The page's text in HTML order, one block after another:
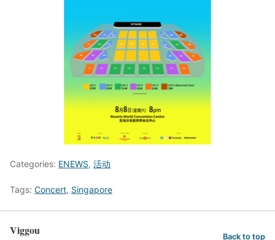
Categories: ENEWS, 活动
Tags: Concert, Singapore
Viggou Back to top